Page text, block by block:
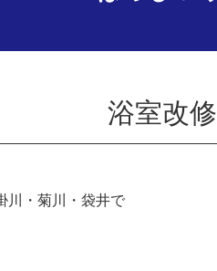
浴室改
川・菊川・袋井で